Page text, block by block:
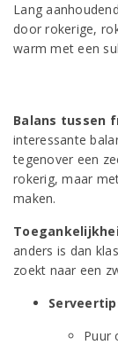
Lang
door rokerige,
warm met een
Balans tussen
interessante
tegenover een
rokerig, maar
maken.
anders is dan
zoekt naar een
Puur